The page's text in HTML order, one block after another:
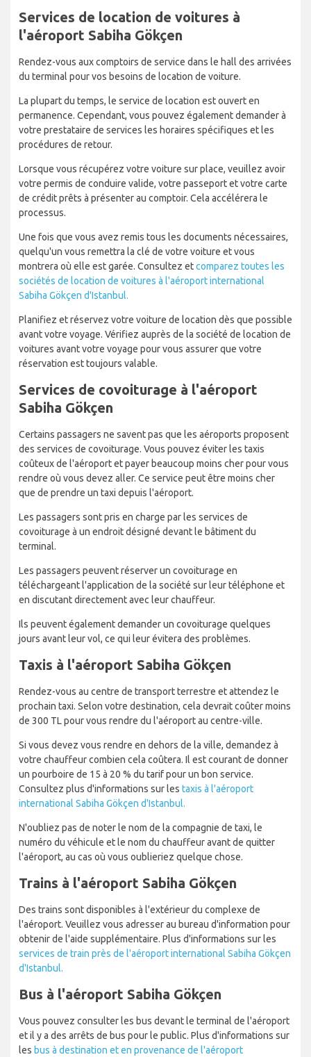
Services de location de voitures à
l'aéroport Sabiha Gökçen
Rendez-vous aux comptoirs de service dans le hall des arrivées
du terminal pour vos besoins de location de voiture.
La plupart du temps, le service de location est ouvert en
permanence. Cependant, vous pouvez également demander à
votre prestataire de services les horaires spécifiques et les
procédures de retour.
Lorsque vous récupérez votre voiture sur place, veuillez avoir
votre permis de conduire valide, votre passeport et votre carte
de crédit prêts à présenter au comptoir. Cela accélérera le
processus.
Une fois que vous avez remis tous les documents nécessaires,
quelqu'un vous remettra la clé de votre voiture et vous
montrera où elle est garée. Consultez etcomparez toutes les
sociétés de location de voitures à l'aéroport international
Sabiha Gökçen d'Istanbul.
Planifiez et réservez votre voiture de location dès que possible
avant votre voyage. Vérifiez auprès de la société de location de
voitures avant votre voyage pour vous assurer que votre
réservation est toujours valable.
Services de covoiturage à l'aéroport
Sabiha Gökçen
Certains passagers ne savent pas que les aéroports proposent
des services de covoiturage. Vous pouvez éviter les taxis
coûteux de l'aéroport et payer beaucoup moins cher pour vous
rendre où vous devez aller. Ce service peut être moins cher
que de prendre un taxi depuis l'aéroport.
Les passagers sont pris en charge par les services de
covoiturage à un endroit désigné devant le bâtiment du
terminal.
Les passagers peuvent réserver un covoiturage en
téléchargeant l'application de la société sur leur téléphone et
en discutant directement avec leur chauffeur.
Ils peuvent également demander un covoiturage quelques
jours avant leur vol, ce qui leur évitera des problèmes.
Taxis à l'aéroport Sabiha Gökçen
Rendez-vous au centre de transport terrestre et attendez le
prochain taxi. Selon votre destination, cela devrait coûter moins
de 300 TL pour vous rendre du l'aéroport au centre-ville.
Si vous devez vous rendre en dehors de la ville, demandez à
votre chauffeur combien cela coûtera. Il est courant de donner
un pourboire de 15 à 20 % du tarif pour un bon service.
Consultez plus d'informations sur les taxis à l'aéroport
international Sabiha Gökçen d'Istanbul.
N'oubliez pas de noter le nom de la compagnie de taxi, le
numéro du véhicule et le nom du chauffeur avant de quitter
l'aéroport, au cas où vous oublieriez quelque chose.
Trains à l'aéroport Sabiha Gökçen
Des trains sont disponibles à l'extérieur du complexe de
l'aéroport. Veuillez vous adresser au bureau d'information pour
obtenir de l'aide supplémentaire. Plus d'informations sur les
services de train près de l'aéroport international Sabiha Gökçen
d'Istanbul.
Bus à l'aéroport Sabiha Gökçen
Vous pouvez consulter les bus devant le terminal de l'aéroport
et il y a des arrêts de bus pour le public. Plus d'informations sur
les bus à destination et en provenance de l'aéroport